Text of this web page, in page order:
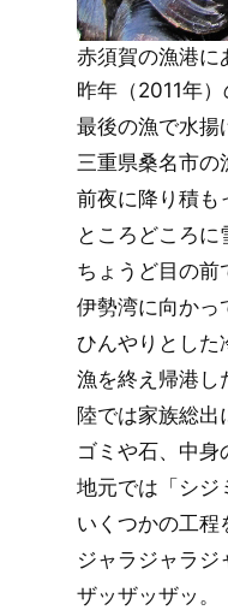
赤須賀の漁港に
昨年（2011年）
最後の漁で水揚
三重県桑名市の
前夜に降り積も
ところどころに
ちょうど目の前
伊勢湾に向かっ
ひんやりとした
漁を終え帰港し
陸では家族総出
ゴミや石、中身
地元では「シジ
いくつかの工程
ジャラジャラジ
ザッザッザッ。